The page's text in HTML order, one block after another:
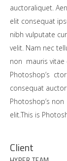
auctoraliquet.
elit consequat
nibh vulputate
velit. Nam nec
non mauris vitae
Photoshop’s
consequat
Photoshop’s
elit.This is
Client